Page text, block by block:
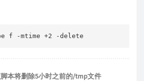
本将删除5小时之前的/tmp文件